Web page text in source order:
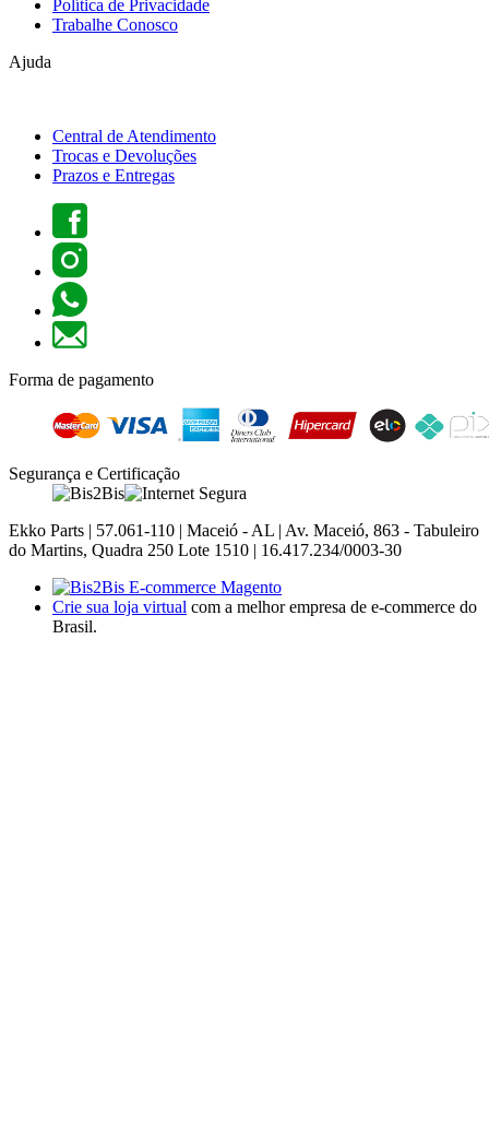
Política de Privacidade
Trabalhe Conosco
Ajuda
Central de Atendimento
Trocas e Devoluções
Prazos e Entregas
Forma de pagamento
Segurança e Certificação
Ekko Parts | 57.061-110 | Maceió - AL | Av. Maceió, 863 - Tabuleiro
do Martins, Quadra 250 Lote 1510 | 16.417.234/0003-30
Crie sua loja virtual com a melhor empresa de e-commerce do
Brasil.